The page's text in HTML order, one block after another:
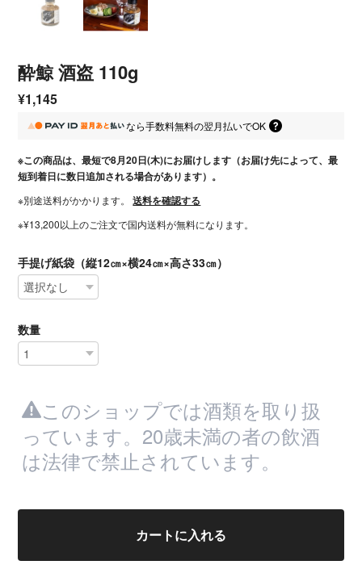
酔鯨 酒盗 110g
¥1,145
なら手数料無料の翌月払いでOK
※この商品は、最短で8月20日(木)にお届けします（お届け先によって、最
短到着日に数日追加される場合があります）。
※別途送料がかかります。 送料を確認する
※¥13,200以上のご注文で国内送料が無料になります。
手提げ紙袋（縦12㎝×横24㎝×高さ33㎝）
数量
このショップでは酒類を取り扱
っています。20歳未満の者の飲酒
は法律で禁止されています。
カートに入れる